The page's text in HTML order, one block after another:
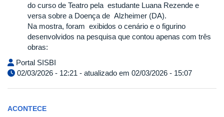
do curso de Teatro pela estudante Luana Rezende e
versa sobre a Doença de Alzheimer (DA).
Na mostra, foram exibidos o cenário e o figurino
desenvolvidos na pesquisa que contou apenas com três
obras:
Portal SISBI
02/03/2026 - 12:21 - atualizado em 02/03/2026 - 15:07
ACONTECE